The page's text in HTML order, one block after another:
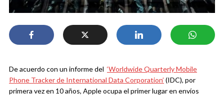
De acuerdo con un informe del ‘Worldwide Quarterly Mobile
Phone Tracker de International Data Corporation’ (IDC), por
primera vez en 10 años, Apple ocupa el primer lugar en envíos